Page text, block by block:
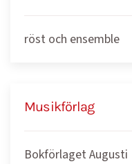
röst och ensemble
Musikförlag
Bokförlaget Augusti